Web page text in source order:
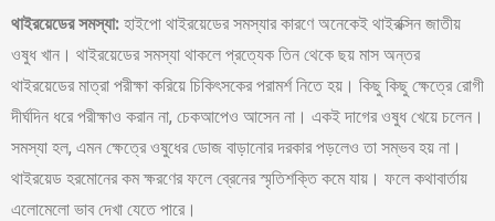
থাইরয়েডের সমস্যা: হাইপো থাইরয়েডের সমস্যার কারণে অনেকেই থাইরক্সিন জাতীয়
ওষুধ খান। থাইরয়েডের সমস্যা থাকলে প্রত্যেক তিন থেকে ছয় মাস অন্তর
থাইরয়েডের মাত্রা পরীক্ষা করিয়ে চিকিৎসকের পরামর্শ নিতে হয়। কিছু কিছু ক্ষেত্রে রোগী
দীর্ঘদিন ধরে পরীক্ষাও করান না, চেকআপেও আসেন না। একই দাগের ওষুধ খেয়ে চলেন।
সমস্যা হল, এমন ক্ষেত্রে ওষুধের ডোজ বাড়ানোর দরকার পড়লেও তা সম্ভব হয় না।
থাইরয়েড হরমোনের কম ক্ষরণের ফলে ব্রেনের স্মৃতিশক্তি কমে যায়। ফলে কথাবার্তায়
এলোমেলো ভাব দেখা যেতে পারে।